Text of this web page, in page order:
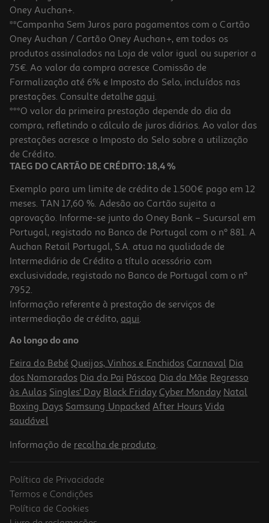
Auriculares Sony Rosa Mdre9lpp
7.99 €/un
7,99 €
Capa Preta Qilive 600190518 Magnética Iphone 16e
13.99 €/un
13,99 €
Oney Auchan+.
**Campanha Sem Juros para pagamentos com o Cartão
Oney Auchan / Cartão Oney Auchan+, em todos os
produtos assinalados na Loja de valor igual ou superior a
75€. Ao valor da compra acresce Comissão de
Formalização até 6% e Imposto do Selo, incluídos nas
prestações. Consulte detalhe aqui.
***O valor da primeira prestação depende do dia da
compra, refletindo o cálculo de juros diários. Ao valor das
prestações acresce o Imposto do Selo sobre a utilização
de Crédito.
TAEG DO CARTÃO DE CRÉDITO: 18,4 %
Exemplo para um limite de crédito de 1.500€ pago em 12
meses. TAN 17,60 %. Adesão ao Cartão sujeita a
aprovação. Informe-se junto do Oney Bank – Sucursal em
Portugal, registado no Banco de Portugal com o nº 881. A
Auchan Retail Portugal, S.A. atua na qualidade de
Intermediário de Crédito a título acessório com
exclusividade, registado no Banco de Portugal com o nº
7952.
Informação referente à prestação de serviços de
intermediação de crédito, aqui.
Ao longo do ano
Feira do Bebé Queijos, Vinhos e Enchidos Carnaval Dia
dos Namorados Dia do Pai Páscoa Dia da Mãe Regresso
às Aulas Singles' Day Black Friday Cyber Monday Natal
Boxing Days Samsung Unpacked After Hours Vida
saudável
Informação de recolha de produto.
Política de Privacidade
Termos e Condições
Política de Cookies